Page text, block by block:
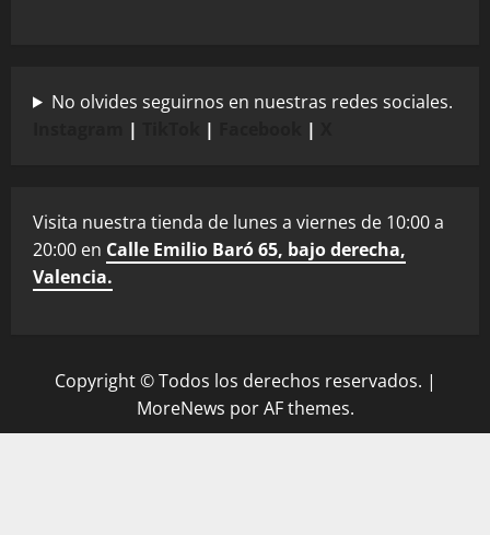
No olvides seguirnos en nuestras redes sociales.
| | |
Visita nuestra tienda de lunes a viernes de 10:00 a
20:00 en Calle Emilio Baró 65, bajo derecha,
Valencia.
Copyright © Todos los derechos reservados. |
MoreNews por AF themes.